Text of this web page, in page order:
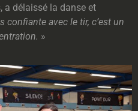
a délaissé la danse et
confiante avec le tir, c’est un
»